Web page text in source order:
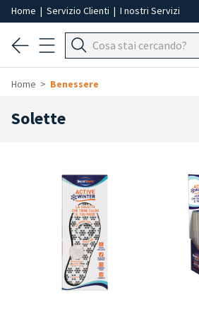
Home | Servizio Clienti | I nostri Servizi
Home Benessere
Solette